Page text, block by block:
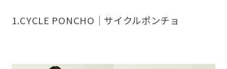
1.CYCLE PONCHO｜サイクルポンチョ